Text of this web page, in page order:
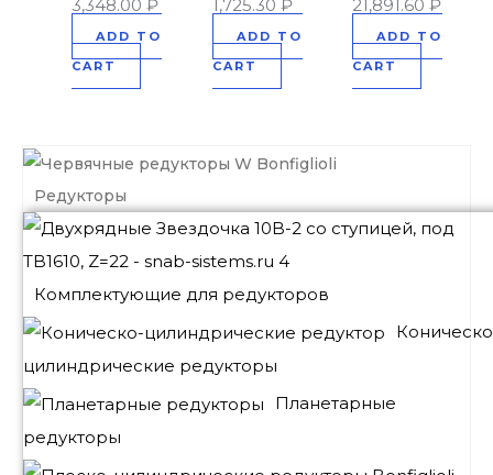
Редукторы
Комплектующие для редукторов
цилиндрические редукторы
Планетарные
редукторы
3,348.00 ₽
ADD TO
CART
1,725.30 ₽
ADD TO
CART
21,891.60₽
ADD TO
CART